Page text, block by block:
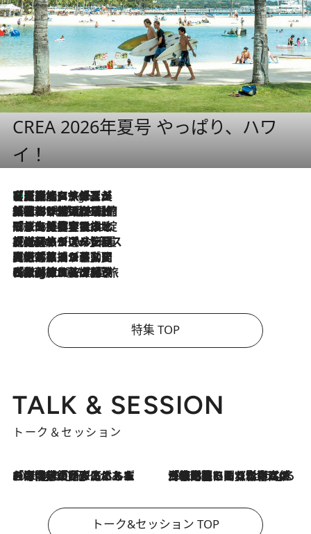
CREA 2026年夏号 やっぱり、ハワ
イ！
2 Hours Ago
【厳選旅コスメ】「多機能アイテムがメイン！」旅好き美容エディターが選んだ夏旅ベストコスメを発表【Mサイズジップ】
2026.8.6
「荷物が増えるほど旅ストレスは増す」美容ジャーナリストがたどり着いた最終結論。“化粧品を劇的に減らす”感動の凝縮美容とは
2026.8.6
「旅先には金髪ウィッグを持参」日本と同じメイクでは損してる!? 美容ジャーナリストが提案する“掟破りの旅美容”とは
2026.8.6
【厳選旅コスメ】「身軽さ＆UV対策重視！」ヘアアーティストshucoが選んだ夏旅ベストコスメを発表【Mサイズジップ】
2026.8.5
【厳選旅コスメ】国内をあちこち移動する河井菜摘が選んだ夏旅ベストコスメ発表！「リラックスアイテムはマスト」【Mサイズジップ】
2026.8.4
【厳選旅コスメ】「紫外線＆乾燥対策しながらメイク感も！」ヘア＆メイクGeorgeが選んだ夏旅ベストコスメを発表！【Mサイズジップ】
特集 TOP
TALK & SESSION
トーク＆セッション
2026.8.3
「今後値上げがあるとすれば…」「リスクがあるのは今年の冬」エネルギー専門家が語る、ホルムズ海峡封鎖が家庭にもたらす“ある心配” 2026.8.3
「住宅建てられない…」「サーチャージ料の高値が続いている」ホルムズ海峡封鎖による影響はいつまで続く？《エネルギー専門家に聞く“どうなる日本の暮らし”》
トーク&セッション TOP